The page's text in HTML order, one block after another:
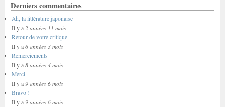
Derniers commentaires
Ah, la littérature japonaise
Il y a 2 années 11 mois
Retour de votre critique
Il y a 6 années 3 mois
Remerciements
Il y a 8 années 4 mois
Merci
Il y a 9 années 6 mois
Bravo !
Il y a 9 années 6 mois